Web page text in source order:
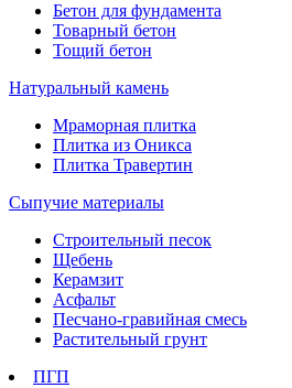
Бетон для фундамента
Товарный бетон
Тощий бетон
Натуральный камень
Мраморная плитка
Плитка из Оникса
Плитка Травертин
Сыпучие материалы
Строительный песок
Щебень
Керамзит
Асфальт
Песчано-гравийная смесь
Растительный грунт
ПГП